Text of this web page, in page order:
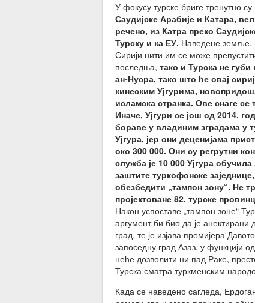
У фокусу турске бриге тренутно
Саудијске Арабије и Катара,
речено, из Катра преко
Турску и ка ЕУ. Наведене земље,
Сирији нити им се може
последња, тако и Турска не
ан-Нусра, тако што ће овај
кинеским Ујгурима,
исламска странка. Ове снаге се
Иначе, Ујгури се још од 2014.
бораве у владиним зградама у
Ујгура, јер они деценијама
око 300 000. Они су регрутни
служба је 10 000 Ујгура
заштите туркофонске
обезбедити „тампон зону“. Не
пројектоване 82. турске
Након успоставе „тампон зоне“
аргумент би био да је
град, те је изјава премијера
запоседну град Азаз, у функцији
неће дозволити ни пад Раке,
Турска сматра туркменским
Када се наведено сагледа,